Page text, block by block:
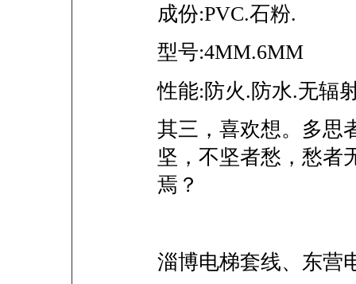
成份:PVC.石粉.
型号:4MM.6MM
性能:防火.防水.无辐
其三，喜欢想。多思
坚，不坚者愁，愁者
焉？
淄博电梯套线、东营